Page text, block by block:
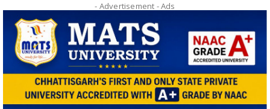
- Advertisement -Ads